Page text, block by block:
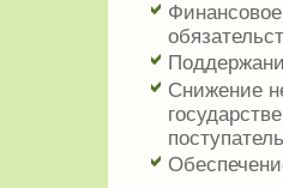
Снижение